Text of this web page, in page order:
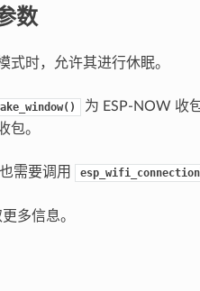
数
式时，允许其进行休眠。
为 ESP-NOW 收
包。
需要调用
多信息。